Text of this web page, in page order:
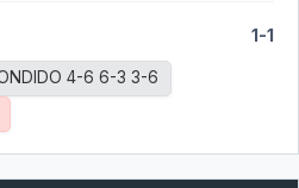
1-1
4-6 6-3 3-6